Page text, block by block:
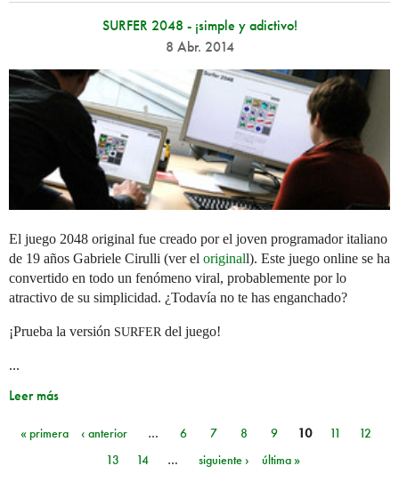
SURFER 2048 - ¡simple y adictivo!
8 Abr. 2014
El juego 2048 original fue creado por el joven programador italiano
de 19 años Gabriele Cirulli (ver el originall). Este juego online se ha
convertido en todo un fenómeno viral, probablemente por lo
atractivo de su simplicidad. ¿Todavía no te has enganchado?
¡Prueba la versión SURFER del juego!
...
Leer más
Páginas
« primera ‹ anterior … 6 7 8 9 10 11
12
13
14 … siguiente › última »